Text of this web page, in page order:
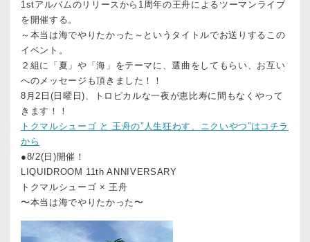
1stアルバムのリリースから1周年の王舟によるツーマンライブ
を開催する。
～本当は海でやりたかった～というタイトルでお送りするこの
イベント。
２組に「夏」や「海」をテーマに、選曲をしてもらい、お互い
へのメッセージも頂きました！！
8月2日(日曜日)、トロピカルな一夜が恵比寿に間もなくやって
きます！！
トクマルシューゴ と 王舟の”人生狂わす、ニクいやつ”はコチラ
から
●8/2(日)開催！
LIQUIDROOM 11th ANNIVERSARY
トクマルシューゴ × 王舟
〜本当は海でやりたかった〜